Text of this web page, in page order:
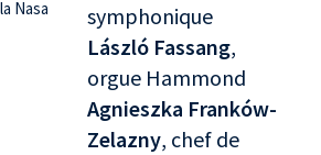
Nasa
symphonique
László Fassang,
orgue Hammond
Agnieszka Franków-
Zelazny, chef de